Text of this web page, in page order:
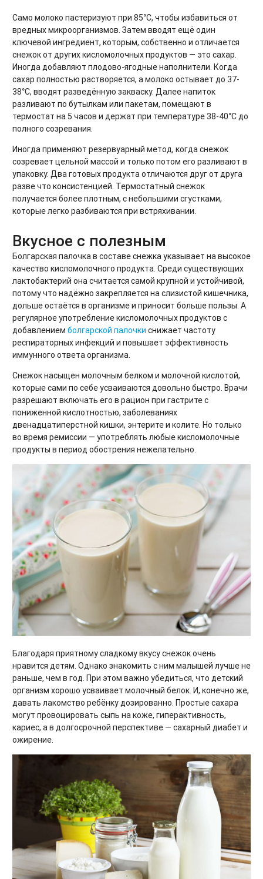
Само молоко пастеризуют при 85°C, чтобы избавиться от
вредных микроорганизмов. Затем вводят ещё один
ключевой ингредиент, которым, собственно и отличается
снежок от других кисломолочных продуктов — это сахар.
Иногда добавляют плодово-ягодные наполнители. Когда
сахар полностью растворяется, а молоко остывает до 37-
38°C, вводят разведённую закваску. Далее напиток
разливают по бутылкам или пакетам, помещают в
термостат на 5 часов и держат при температуре 38-40°C до
полного созревания.
Иногда применяют резервуарный метод, когда снежок
созревает цельной массой и только потом его разливают в
упаковку. Два готовых продукта отличаются друг от друга
разве что консистенцией. Термостатный снежок
получается более плотным, с небольшими сгустками,
которые легко разбиваются при встряхивании.
Вкусное с полезным
Болгарская палочка в составе снежка указывает на высокое
качество кисломолочного продукта. Среди существующих
лактобактерий она считается самой крупной и устойчивой,
потому что надёжно закрепляется на слизистой кишечника,
дольше остаётся в организме и приносит больше пользы. А
регулярное употребление кисломолочных продуктов с
добавлением болгарской палочки снижает частоту
респираторных инфекций и повышает эффективность
иммунного ответа организма.
Снежок насыщен молочным белком и молочной кислотой,
которые сами по себе усваиваются довольно быстро. Врачи
разрешают включать его в рацион при гастрите с
пониженной кислотностью, заболеваниях
двенадцатиперстной кишки, энтерите и колите. Но только
во время ремиссии — употреблять любые кисломолочные
продукты в период обострения нежелательно.
Благодаря приятному сладкому вкусу снежок очень
нравится детям. Однако знакомить с ним малышей лучше не
раньше, чем в год. При этом важно убедиться, что детский
организм хорошо усваивает молочный белок. И, конечно же,
давать лакомство ребёнку дозированно. Простые сахара
могут провоцировать сыпь на коже, гиперактивность,
кариес, а в долгосрочной перспективе — сахарный диабет и
ожирение.